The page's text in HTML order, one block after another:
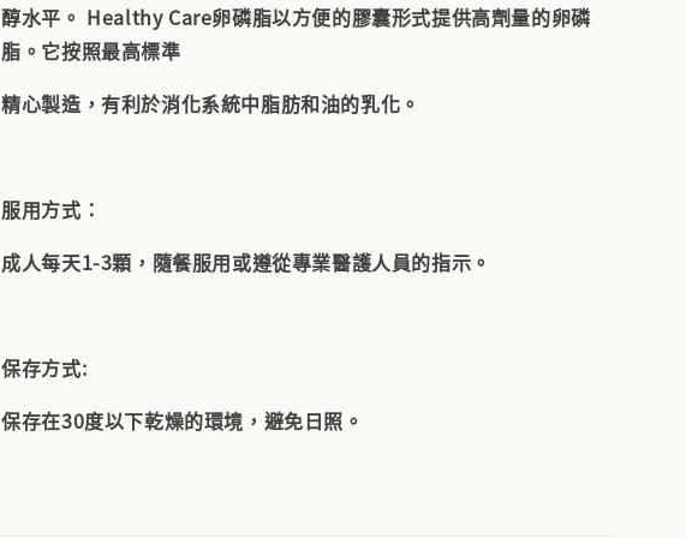
醇水平。 Healthy Care卵磷脂以方便的膠囊形式提供高劑量的卵磷
脂。它按照最高標準
精心製造，有利於消化系統中脂肪和油的乳化。
服用方式：
成人每天1-3顆，隨餐服用或遵從專業醫護人員的指示。
保存方式:
保存在30度以下乾燥的環境，避免日照。